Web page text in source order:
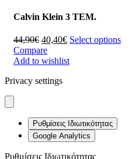
Calvin Klein 3 ΤΕΜ.
44,90€ 40,40€ Select options
Compare
Add to wishlist
Privacy settings
Ρυθμίσεις Ιδιωτικότητας
Google Analytics
Ρυθμίσεις Ιδιωτικότητας